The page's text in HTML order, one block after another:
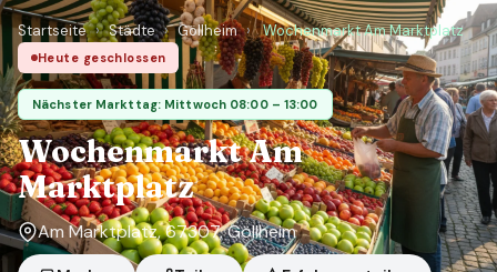
Startseite › Städte › Göllheim › Wochenmarkt Am Marktplatz
Heute geschlossen
Nächster Markttag: Mittwoch 08:00 – 13:00
Wochenmarkt Am
Marktplatz
Am Marktplatz, 67307, Göllheim